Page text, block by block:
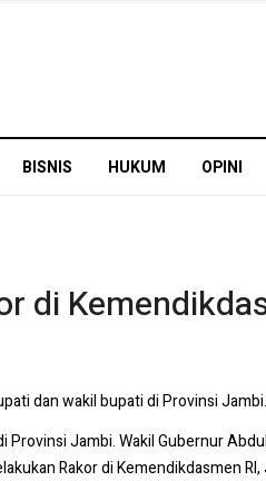
BISNIS HUKUM OPINI
di
dan wakil bupati di Provinsi Jambi.
Jambi. Wakil Gubernur
Rakor di Kemendikdasmen